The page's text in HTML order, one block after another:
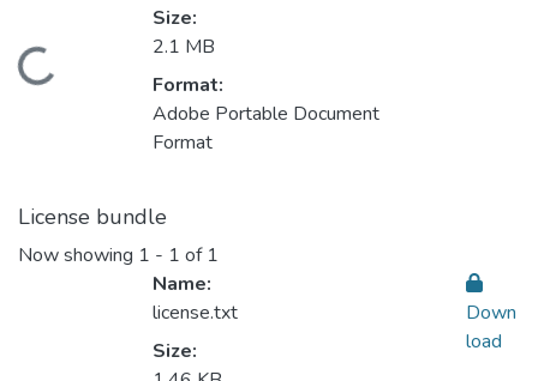
Size:
2.1 MB
Format:
Adobe Portable Document
Format
License bundle
Now showing 1 - 1 of 1
Name:
license.txt
Size:
Down
load